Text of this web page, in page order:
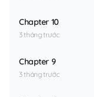
Chapter 10
3 tháng trước
Chapter 9
3 tháng trước